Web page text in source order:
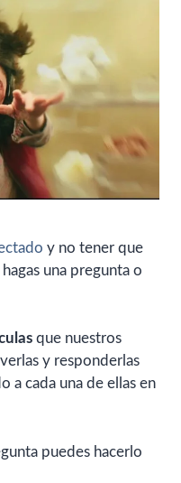
y no tener que
una pregunta o
que nuestros
y responderlas
a cada una de ellas en
puedes hacerlo